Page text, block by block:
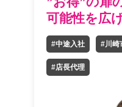
可能性を広
#中途入社 #川崎
#店長代理